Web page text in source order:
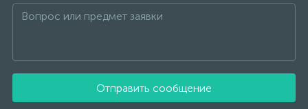
Отправить сообщение